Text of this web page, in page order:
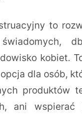
to
kobiet.
dla osób,
produktów
ani wspierać